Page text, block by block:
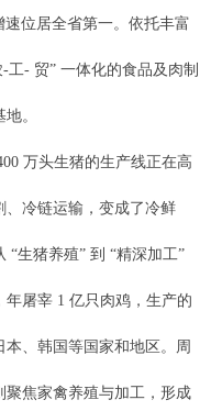
速位居全省第一。依托丰富
- 贸” 一体化的食品及肉制
。
万头生猪的生产线正在高
、冷链运输，变成了冷鲜
“生猪养殖” 到 “精深加工”
屠宰 1 亿只肉鸡，生产的
、韩国等国家和地区。周
聚焦家禽养殖与加工，形成